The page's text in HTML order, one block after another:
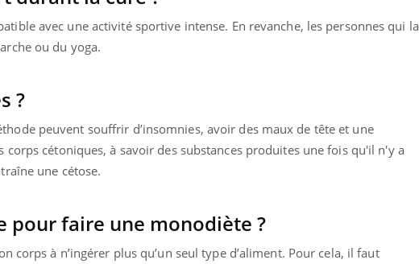
avec une activité sportive intense. En revanche, les personnes qui la
ou du yoga.
?
peuvent souffrir d’insomnies, avoir des maux de tête et une
corps cétoniques, à savoir des substances produites une fois qu'il n'y a
une cétose.
pour faire une monodiète ?
corps à n’ingérer plus qu’un seul type d’aliment. Pour cela, il faut